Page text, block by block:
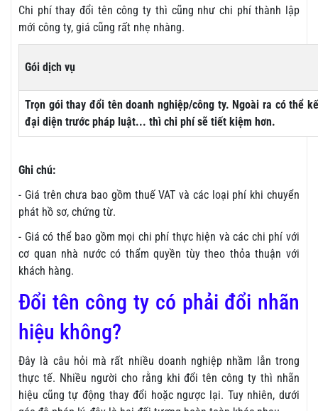
Chi phí thay đổi tên công ty thì cũng như chi phí thành lập
mới công ty, giá cũng rất nhẹ nhàng.
Gói dịch vụ
Trọn gói thay đổi tên doanh nghiệp/công ty. Ngoài ra có thể
đại diện trước pháp luật... thì chi phí sẽ tiết kiệm hơn.
Ghi chú:
- Giá trên chưa bao gồm thuế VAT và các loại phí khi chuyển
phát hồ sơ, chứng từ.
- Giá có thể bao gồm mọi chi phí thực hiện và các chi phí với
cơ quan nhà nước có thẩm quyền tùy theo thỏa thuận với
khách hàng.
Đổi tên công ty có phải đổi nhãn
hiệu không?
Đây là câu hỏi mà rất nhiều doanh nghiệp nhầm lẫn trong
thực tế. Nhiều người cho rằng khi đổi tên công ty thì nhãn
hiệu cũng tự động thay đổi hoặc ngược lại. Tuy nhiên, dưới